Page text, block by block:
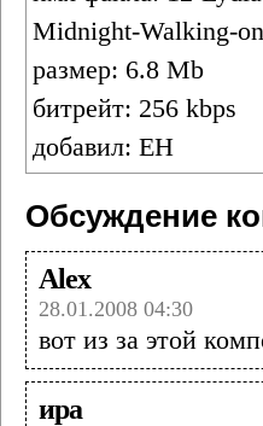
Midnight-Walking-
размер: 6.8 Mb
битрейт: 256 kbps
добавил: ЕН
Обсуждение
Alex
28.01.2008 04:30
вот из за этой
ира